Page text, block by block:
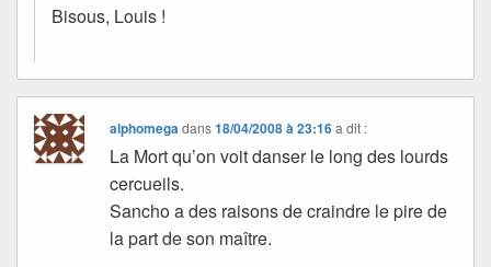
Bisous, Louis !
alphomegadans18/04/2008 à 23:16 a dit :
La Mort qu’on voit danser le long des lourds
cercueils.
Sancho a des raisons de craindre le pire de
la part de son maître.